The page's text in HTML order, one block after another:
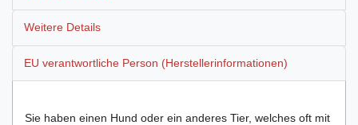
Weitere Details
EU verantwortliche Person (Herstellerinformationen)
Sie haben einen Hund oder ein anderes Tier, welches oft mit